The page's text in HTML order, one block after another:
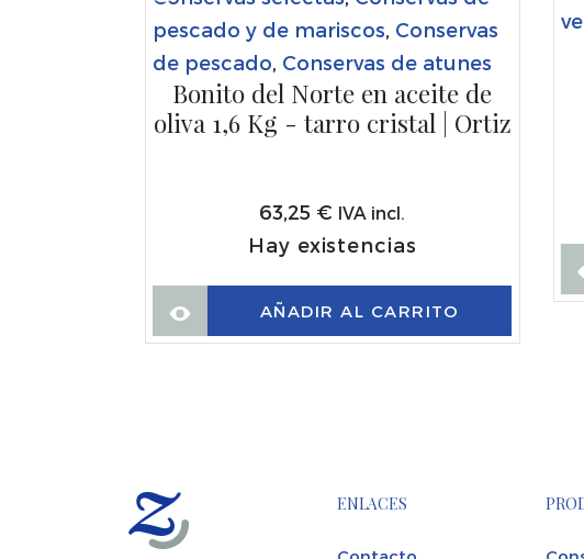
pescado y de mariscos Conservas
de pescado Conservas de atunes
Bonito del Norte en aceite de
oliva 1,6 Kg - tarro cristal | Ortiz
63,25 € IVA incl.
Hay existencias
AÑADIR AL CARRITO
ENLACES